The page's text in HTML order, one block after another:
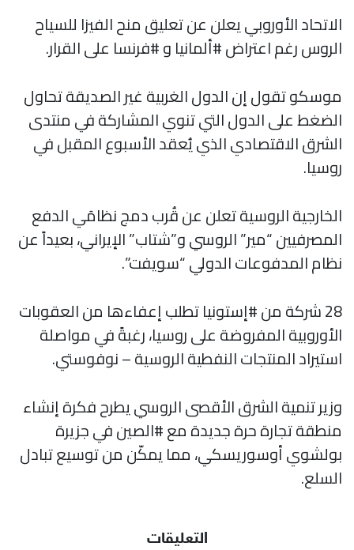
الاتحاد الأوروبي يعلن عن تعليق منح الفيزا للسياح
الروس رغم اعتراض #ألمانيا و #فرنسا على القرار.
موسكو تقول إن الدول الغربية غير الصديقة تحاول
الضغط على الدول التي تنوي المشاركة في منتدى
الشرق الاقتصادي الذي يُعقد الأسبوع المقبل في
روسيا.
الخارجية الروسية تعلن عن قُرب دمج نظامَي الدفع
المصرفيين “مير” الروسي و”شتاب” الإيراني، بعيداً عن
نظام المدفوعات الدولي “سويفت”.
28 شركة من #إستونيا تطلب إعفاءها من العقوبات
الأوروبية المفروضة على روسيا، رغبةً في مواصلة
استيراد المنتجات النفطية الروسية – نوفوستي.
وزير تنمية الشرق الأقصى الروسي يطرح فكرة إنشاء
منطقة تجارة حرة جديدة مع #الصين في جزيرة
بولشوي أوسوريسكي، مما يمكّن من توسيع تبادل
السلع.
التعليقات